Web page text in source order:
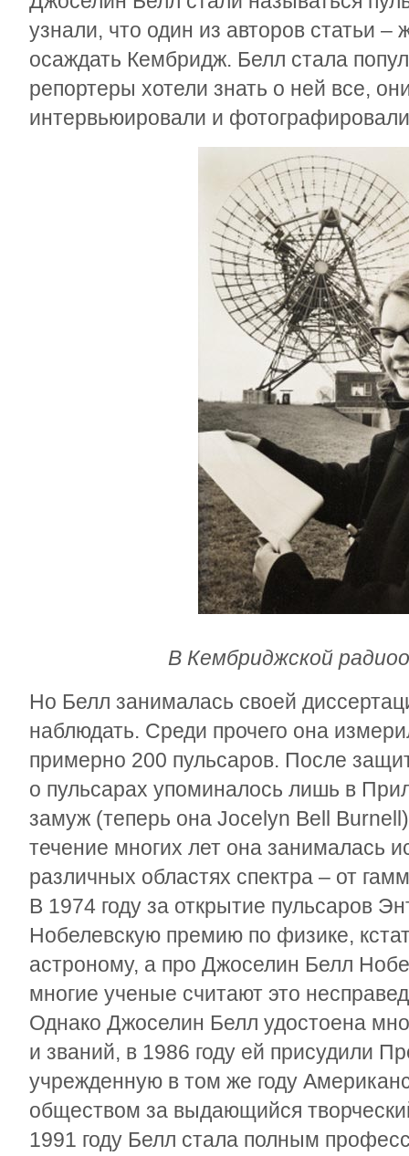
узнали, что один из авторов статьи
осаждать Кембридж. Белл стала
репортеры хотели знать о ней все,
интервьюировали и
В Кембриджской
Но Белл занималась своей
наблюдать. Среди прочего она
примерно 200 пульсаров. После
о пульсарах упоминалось лишь в
замуж (теперь она Jocelyn Bell
течение многих лет она занималась
различных областях спектра – от
В 1974 году за открытие пульсаров
Нобелевскую премию по физике,
астроному, а про Джоселин Белл
многие ученые считают это
Однако Джоселин Белл удостоена
и званий, в 1986 году ей присудили
учрежденную в том же году
обществом за выдающийся
1991 году Белл стала полным